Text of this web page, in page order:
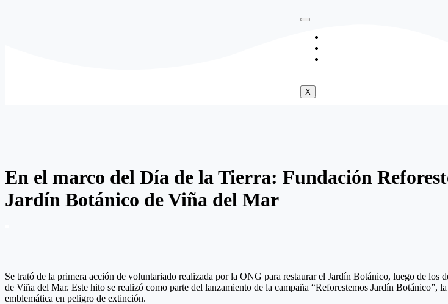
X
En el marco del Día de la Tierra: Fundación
Jardín Botánico de Viña del Mar
Se trató de la primera acción de voluntariado realizada por la ONG para restaurar el Jardín Botánico, luego de los
de Viña del Mar. Este hito se realizó como parte del lanzamiento de la campaña “Reforestemos Jardín
emblemática en peligro de extinción.